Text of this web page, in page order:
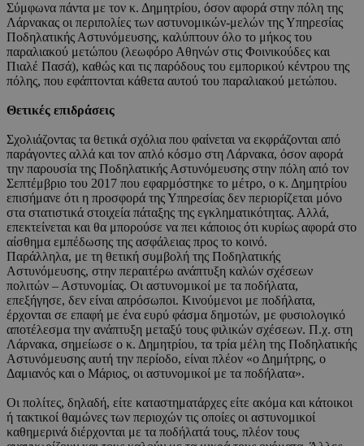
Σύμφωνα πάντα με τον κ. Δημητρίου, όσον αφορά στην πόλη της
Λάρνακας οι περιπολίες των αστυνομικών-μελών της Υπηρεσίας
Ποδηλατικής Αστυνόμευσης, καλύπτουν όλο το μήκος του
παραλιακού μετώπου (λεωφόρο Αθηνών στις Φοινικούδες και
Πιαλέ Πασά), καθώς και τις παρόδους του εμπορικού κέντρου της
πόλης, που εφάπτονται κάθετα αυτού του παραλιακού μετώπου.
Θετικές επιδράσεις
Σχολιάζοντας τα θετικά σχόλια που φαίνεται να εκφράζονται από
παράγοντες αλλά και τον απλό κόσμο στη Λάρνακα, όσον αφορά
την παρουσία της Ποδηλατικής Αστυνόμευσης στην πόλη από τον
Σεπτέμβριο του 2017 που εφαρμόστηκε το μέτρο, ο κ. Δημητρίου
επισήμανε ότι η προσφορά της Υπηρεσίας δεν περιορίζεται μόνο
στα στατιστικά στοιχεία πάταξης της εγκληματικότητας. Αλλά,
επεκτείνεται και θα μπορούσε να πει κάποιος ότι κυρίως αφορά στο
αίσθημα εμπέδωσης της ασφάλειας προς το κοινό.
Παράλληλα, με τη θετική συμβολή της Ποδηλατικής
Αστυνόμευσης, στην περαιτέρω ανάπτυξη καλών σχέσεων
πολιτών – Αστυνομίας. Οι αστυνομικοί με τα ποδήλατα,
επεξήγησε, δεν είναι απρόσωποι. Κινούμενοι με ποδήλατα,
έρχονται σε επαφή με ένα ευρύ φάσμα δημοτών, με φυσιολογικό
αποτέλεσμα την ανάπτυξη μεταξύ τους φιλικών σχέσεων. Π.χ. στη
Λάρνακα, σημείωσε ο κ. Δημητρίου, τα τρία μέλη της Ποδηλατικής
Αστυνόμευσης αυτή την περίοδο, είναι πλέον «ο Δημήτρης, ο
Δαμιανός και ο Μάριος, οι αστυνομικοί με τα ποδήλατα».
Οι πολίτες, δηλαδή, είτε καταστηματάρχες είτε ακόμα και κάτοικοι
ή τακτικοί θαμώνες των περιοχών τις οποίες οι αστυνομικοί
καθημερινά διέρχονται με τα ποδήλατά τους, πλέον τους